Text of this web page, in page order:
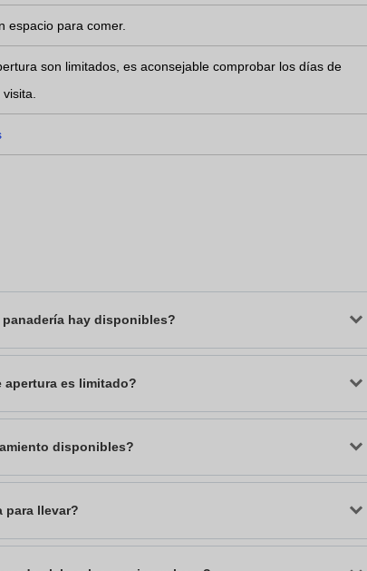
espacio para comer.
son limitados, es aconsejable comprobar los días de
hay disponibles?
apertura es limitado?
disponibles?
para llevar?